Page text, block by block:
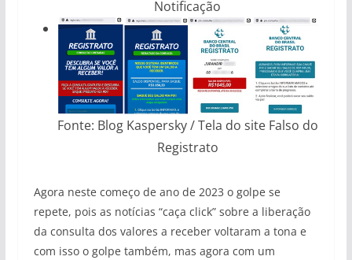
Notificação
Fonte: Blog Kaspersky / Tela do site Falso do
Registrato
Agora neste começo de ano de 2023 o golpe se
repete, pois as notícias “caça click” sobre a liberação
da consulta dos valores a receber voltaram a tona e
com isso o golpe também, mas agora com um